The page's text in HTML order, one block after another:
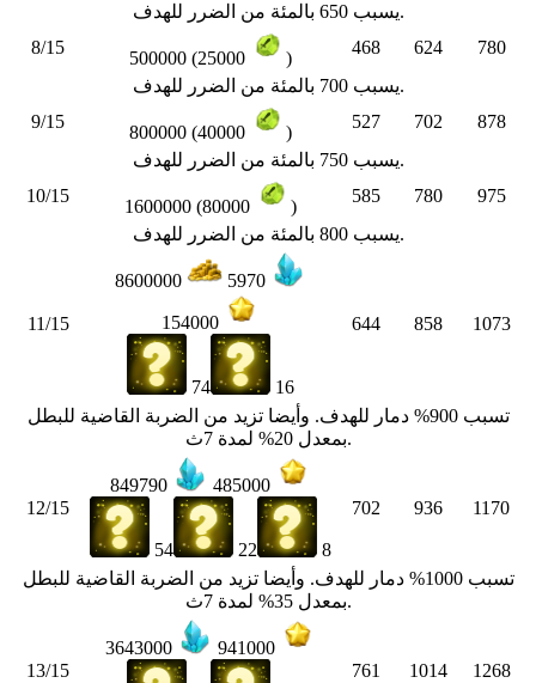
يسبب 650 بالمئة من الضرر للهدف.
8/15
500000 (25000 )
468 624
780
يسبب 700 بالمئة من الضرر للهدف.
9/15
800000 (40000 )
527 702
878
يسبب 750 بالمئة من الضرر للهدف.
10/15
1600000 (80000 )
585 780
975
يسبب 800 بالمئة من الضرر للهدف.
11/15
8600000 5970
154000
74 16
644 858 1073
تسبب 900% دمار للهدف. وأيضا تزيد من الضربة القاضية للبطل
بمعدل 20% لمدة 7ث.
12/15
849790 485000
54 22 8
702 936 1170
تسبب 1000% دمار للهدف. وأيضا تزيد من الضربة القاضية للبطل
بمعدل 35% لمدة 7ث.
13/15
3643000 941000
761 1014 1268